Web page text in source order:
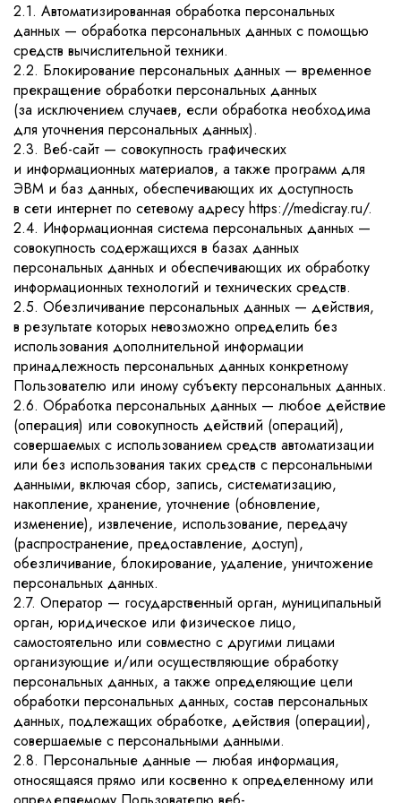
2.1. Автоматизированная обработка персональных
данных — обработка персональных данных с помощью
средств вычислительной техники.
2.2. Блокирование персональных данных — временное
прекращение обработки персональных данных
(за исключением случаев, если обработка необходима
для уточнения персональных данных).
2.3. Веб-сайт — совокупность графических
и информационных материалов, а также программ для
ЭВМ и баз данных, обеспечивающих их доступность
в сети интернет по сетевому адресу https://medicray.ru/.
2.4. Информационная система персональных данных —
совокупность содержащихся в базах данных
персональных данных и обеспечивающих их обработку
информационных технологий и технических средств.
2.5. Обезличивание персональных данных — действия,
в результате которых невозможно определить без
использования дополнительной информации
принадлежность персональных данных конкретному
Пользователю или иному субъекту персональных данных.
2.6. Обработка персональных данных — любое действие
(операция) или совокупность действий (операций),
совершаемых с использованием средств автоматизации
или без использования таких средств с персональными
данными, включая сбор, запись, систематизацию,
накопление, хранение, уточнение (обновление,
изменение), извлечение, использование, передачу
(распространение, предоставление, доступ),
обезличивание, блокирование, удаление, уничтожение
персональных данных.
2.7. Оператор — государственный орган, муниципальный
орган, юридическое или физическое лицо,
самостоятельно или совместно с другими лицами
организующие и/или осуществляющие обработку
персональных данных, а также определяющие цели
обработки персональных данных, состав персональных
данных, подлежащих обработке, действия (операции),
совершаемые с персональными данными.
2.8. Персональные данные — любая информация,
относящаяся прямо или косвенно к определенному или